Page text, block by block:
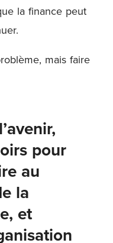
la finance peut
mais faire
pour
au
la
et